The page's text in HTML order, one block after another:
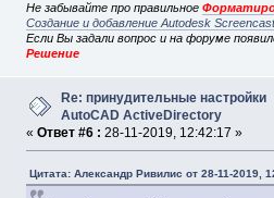
Не забывайте про правильное
Создание и добавление Autodesk
Если Вы задали вопрос и на форуме
Решение
Re: принудительные настройки
AutoCAD ActiveDirectory
« Ответ #6 : 28-11-2019, 12:42:17 »
Цитата: Александр Ривилис от 28-11-2019,